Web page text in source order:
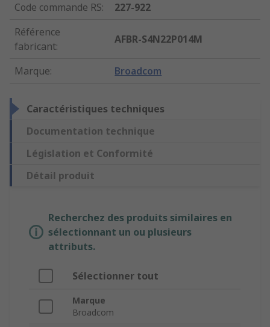
Code commande RS:
227-922
Référence
fabricant:
AFBR-S4N22P014M
Marque: Broadcom
Caractéristiques techniques
Documentation technique
Législation et Conformité
Détail produit
Recherchez des produits similaires en
sélectionnant un ou plusieurs
attributs.
Sélectionner tout
Marque
Broadcom